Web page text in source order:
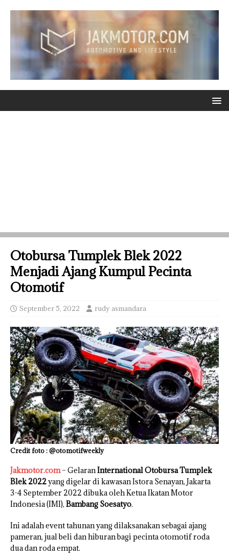
Otobursa Tumplek Blek 2022
Menjadi Ajang Kumpul Pecinta
Otomotif
September 5, 2022 rudy asmandara
Credit foto : @otomotifweekly
Jakmotor.com– GelaranInternational Otobursa Tumplek
Blek 2022yang digelar di kawasan Istora Senayan, Jakarta
3-4 September 2022 dibuka oleh Ketua Ikatan Motor
Indonesia (IMI), Bambang Soesatyo.
Ini adalah event tahunan yang dilaksanakan sebagai ajang
pameran, jual beli dan hiburan bagi pecinta otomotif roda
dua dan roda empat.